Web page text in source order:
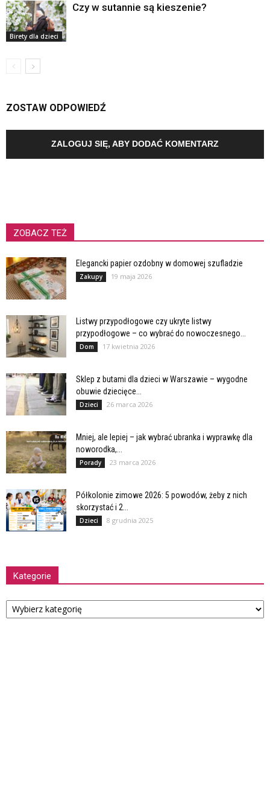
Birety dla dzieci
Czy w sutannie są kieszenie?
ZOSTAW ODPOWIEDŹ
ZALOGUJ SIĘ, ABY DODAĆ KOMENTARZ
ZOBACZ TEŻ
Elegancki papier ozdobny w domowej szufladzie
Zakupy 19 maja 2026
Listwy przypodłogowe czy ukryte listwy
przypodłogowe – co wybrać do nowoczesnego...
Dom 17 kwietnia 2026
Sklep z butami dla dzieci w Warszawie – wygodne
obuwie dziecięce...
Dzieci 26 marca 2026
Mniej, ale lepiej – jak wybrać ubranka i wyprawkę dla
noworodka,...
Porady 23 marca 2026
Półkolonie zimowe 2026: 5 powodów, żeby z nich
skorzystać i 2...
Dzieci 8 grudnia 2025
Kategorie
Kategorie